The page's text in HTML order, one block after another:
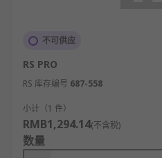
不可供应
RS PRO
RS 库存编号 687-558
小计（1 件）
RMB1,294.14(不含税)
数量